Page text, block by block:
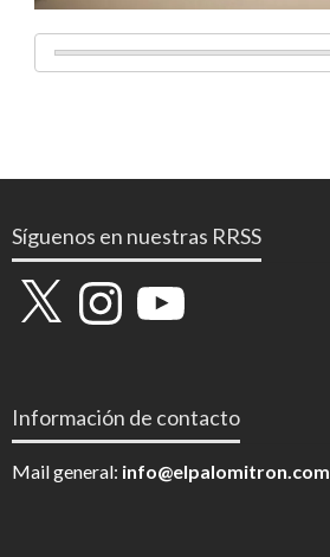
Síguenos en nuestras RRSS
X InstagramYouTube
Información de contacto
Mail general: info@elpalomitron.com